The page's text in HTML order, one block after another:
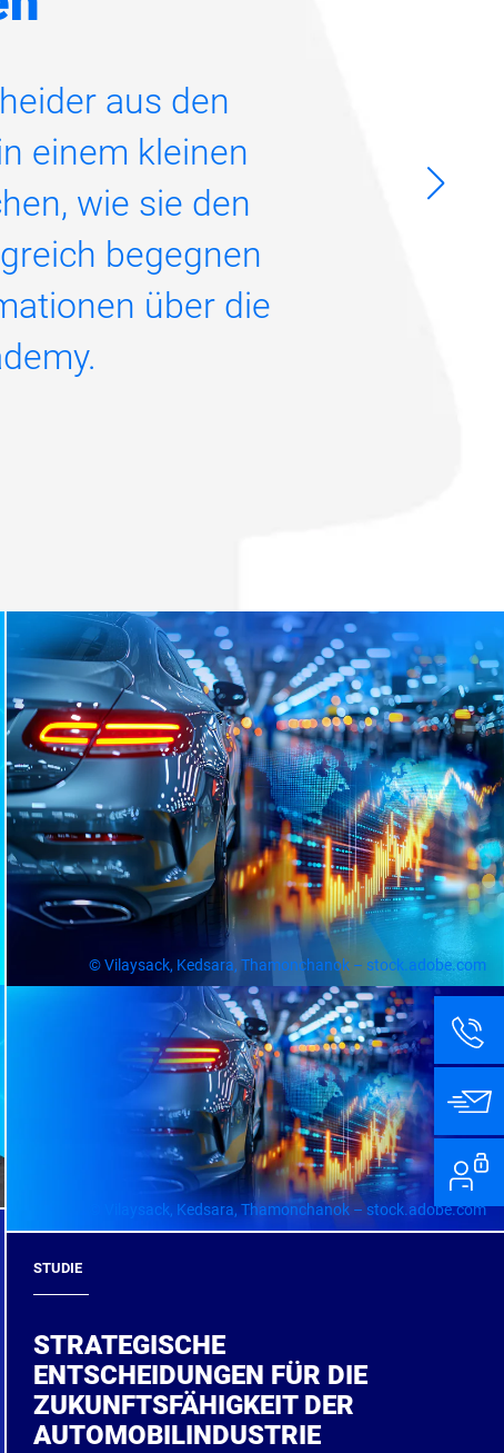
aus den
einem kleinen
wie sie den
begegnen
über die
© Vilaysack, Kedsara, Thamonchanok – stock.adobe.com
© Vilaysack, Kedsara, Thamonchanok – stock.adobe.com
STUDIE
STRATEGISCHE
ENTSCHEIDUNGEN FÜR DIE
ZUKUNFTSFÄHIGKEIT DER
AUTOMOBILINDUSTRIE